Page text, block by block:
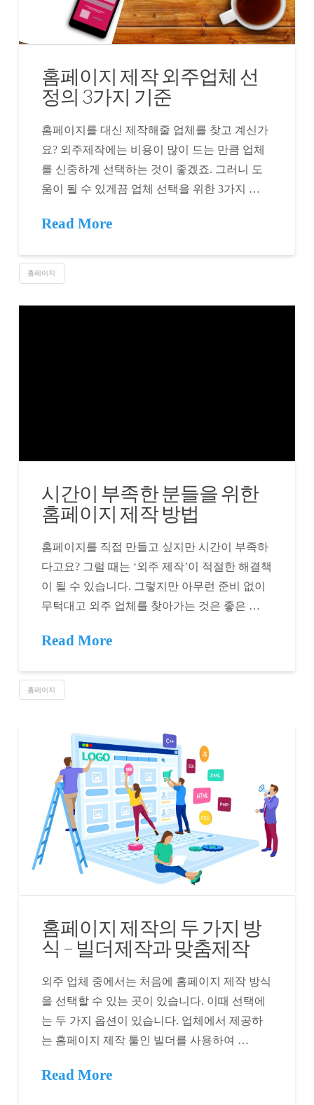
홈페이지 제작 외주업체 선
정의 3가지 기준
홈페이지를 대신 제작해줄 업체를 찾고 계신가
요? 외주제작에는 비용이 많이 드는 만큼 업체
를 신중하게 선택하는 것이 좋겠죠. 그러니 도
움이 될 수 있게끔 업체 선택을 위한 3가지 …
Read More
홈페이지
시간이 부족한 분들을 위한
홈페이지 제작 방법
홈페이지를 직접 만들고 싶지만 시간이 부족하
다고요? 그럴 때는 ‘외주 제작’이 적절한 해결책
이 될 수 있습니다. 그렇지만 아무런 준비 없이
무턱대고 외주 업체를 찾아가는 것은 좋은 …
Read More
홈페이지
홈페이지 제작의 두 가지 방
식 – 빌더제작과 맞춤제작
외주 업체 중에서는 처음에 홈페이지 제작 방식
을 선택할 수 있는 곳이 있습니다. 이때 선택에
는 두 가지 옵션이 있습니다. 업체에서 제공하
는 홈페이지 제작 툴인 빌더를 사용하여 …
Read More